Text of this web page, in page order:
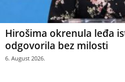
Hirošima okrenula leđa
odgovorila bez milosti
6. August 2026.